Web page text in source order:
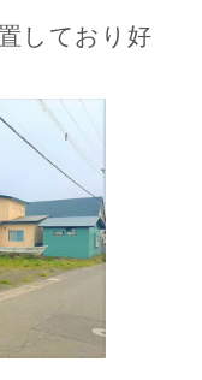
しており好